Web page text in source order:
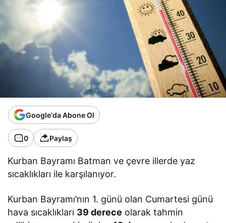
Google'da Abone Ol
0 Paylaş
Kurban Bayramı Batman ve çevre illerde yaz
sıcaklıkları ile karşılanıyor.
Kurban Bayramı’nın 1. günü olan Cumartesi günü
hava sıcaklıkları 39 derece olarak tahmin